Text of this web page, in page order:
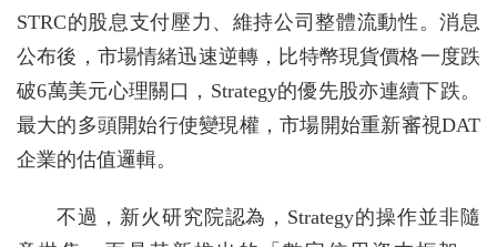
STRC的股息支付壓力、維持公司整體流動性。消息
公布後，市場情緒迅速逆轉，比特幣現貨價格一度跌
破6萬美元心理關口，Strategy的優先股亦連續下跌。
最大的多頭開始行使變現權，市場開始重新審視DAT
企業的估值邏輯。
不過，新火研究院認為，Strategy的操作並非隨